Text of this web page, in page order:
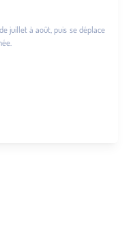
juillet à août, puis se déplace